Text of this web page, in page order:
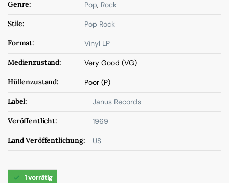
Genre: Pop, Rock
Stile: Pop Rock
Format: Vinyl LP
Medienzustand: Very Good (VG)
Hüllenzustand: Poor (P)
Label: Janus Records
Veröffentlicht: 1969
Land Veröffentlichung: US
1 vorrätig